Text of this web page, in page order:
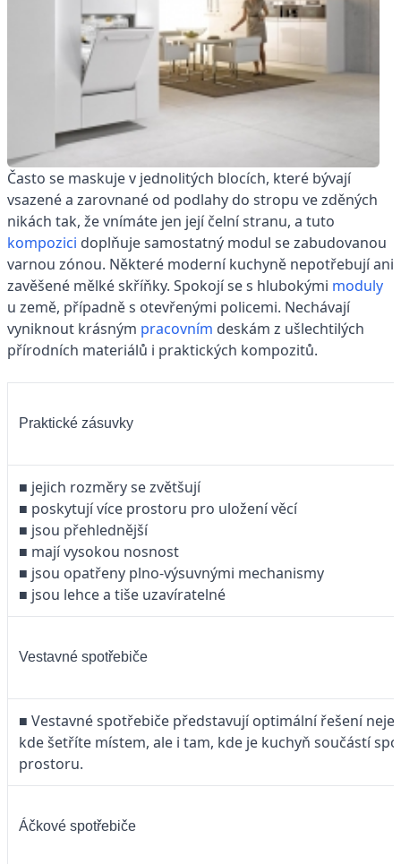
Často se maskuje v jednolitých blocích, které bývají
vsazené a zarovnané od podlahy do stropu ve zděných
nikách tak, že vnímáte jen její čelní stranu, a tuto
kompozici doplňuje samostatný modul se zabudovanou
varnou zónou. Některé moderní kuchyně nepotřebují ani
zavěšené mělké skříňky. Spokojí se s hlubokými moduly
u země, případně s otevřenými policemi. Nechávají
vyniknout krásným pracovním deskám z ušlechtilých
přírodních materiálů i praktických kompozitů.
Praktické zásuvky
■ jejich rozměry se zvětšují
■ poskytují více prostoru pro uložení věcí
■ jsou přehlednější
■ mají vysokou nosnost
■ jsou opatřeny plno-výsuvnými mechanismy
■ jsou lehce a tiše uzavíratelné
Vestavné spotřebiče
■ Vestavné spotřebiče představují optimální řešení
kde šetříte místem, ale i tam, kde je kuchyň součástí
prostoru.
Áčkové spotřebiče